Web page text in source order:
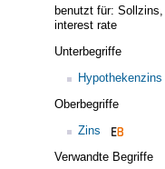
benutzt für: Sollzins
interest rate
Unterbegriffe
Hypothekenzins
Oberbegriffe
Zins
Verwandte Begriffe